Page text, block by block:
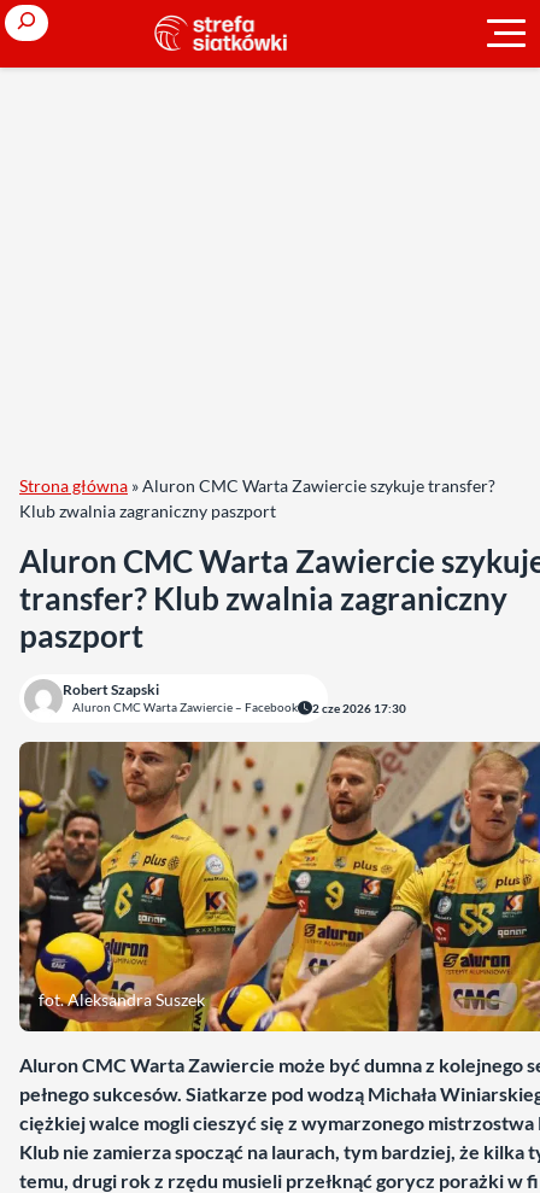
Search
Strona główna »Aluron CMC Warta Zawiercie szykuje transfer?
Klub zwalnia zagraniczny paszport
Aluron CMC Warta Zawiercie
transfer? Klub zwalnia zagraniczny
paszport
Robert Szapski
Aluron CMC Warta Zawiercie – Facebook 2 cze 2026 17:30
fot. Aleksandra Suszek
Aluron CMC Warta Zawiercie może być dumna z kolejnego
pełnego sukcesów. Siatkarze pod wodzą Michała
ciężkiej walce mogli cieszyć się z wymarzonego mistrzostwa
Klub nie zamierza spocząć na laurach, tym bardziej, że kilka
temu, drugi rok z rzędu musieli przełknąć gorycz porażki w